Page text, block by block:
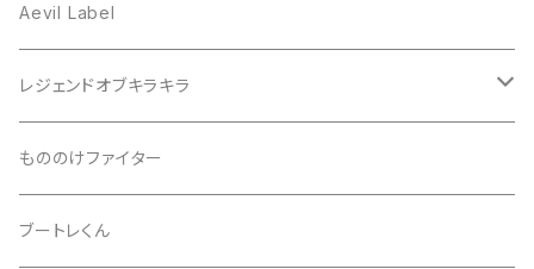
プリズム
スクエア
ノイズ
レンチキュラー
箔ホロ
タマムシ
Aevil Label
レジェンドオブキラキラ
シール
缶バッチ
もののけファイター
ブートレくん